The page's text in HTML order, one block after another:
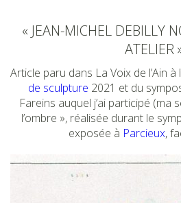
« JEAN-MICHEL DEBILLY
ATELIER
Article paru dans La Voix de l’Ain à
de sculpture 2021 et du
Fareins auquel j’ai participé (ma
l’ombre », réalisée durant le
exposée à Parcieux,